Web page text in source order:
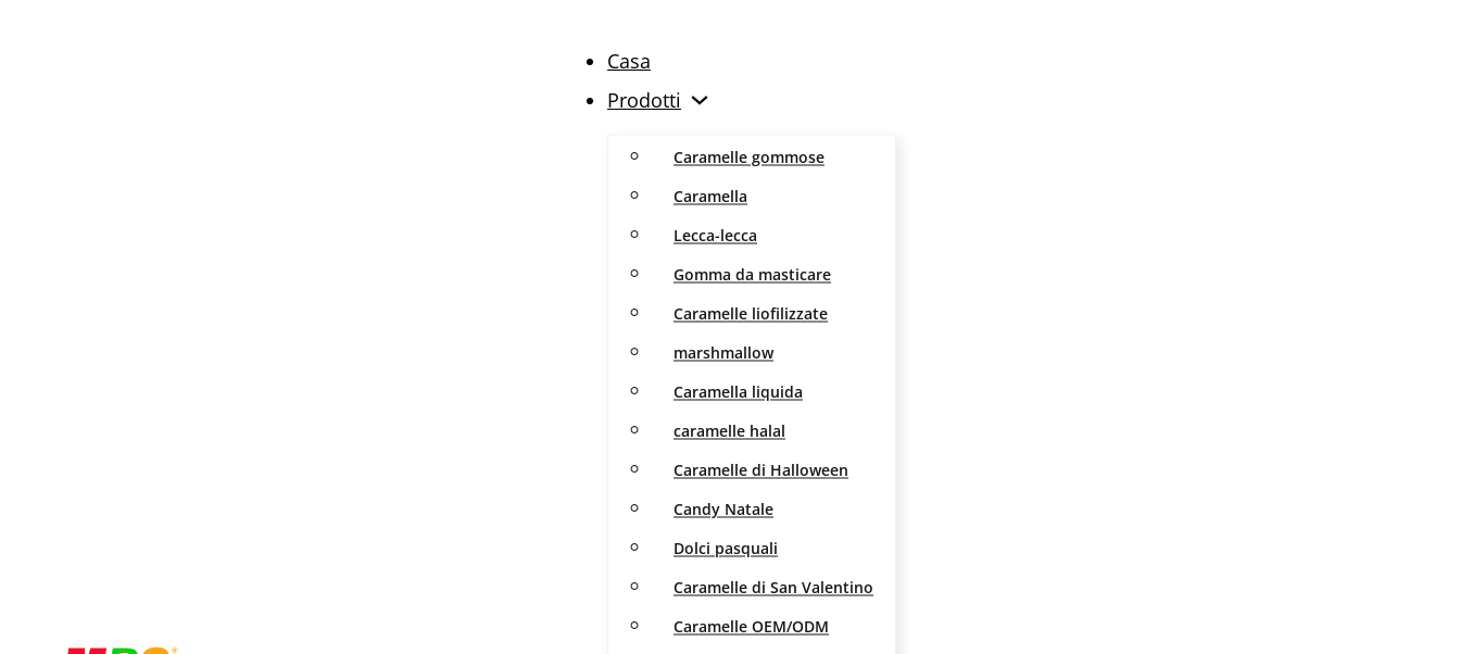
Casa
Prodotti
Caramelle gommose
Caramella
Lecca-lecca
Gomma da masticare
Caramelle liofilizzate
marshmallow
Caramella liquida
caramelle halal
Caramelle di Halloween
Candy Natale
Dolci pasquali
Caramelle di San Valentino
Caramelle OEM/ODM